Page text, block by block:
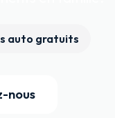
auto gratuits
nous